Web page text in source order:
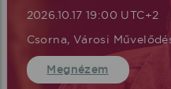
2026.10.17 19:00 UTC+2
Csorna, Városi
Megnézem